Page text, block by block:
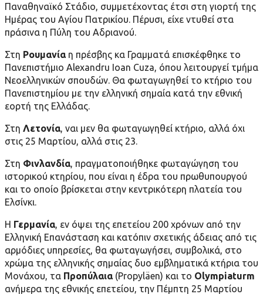
Παναθηναϊκό Στάδιο, συμμετέχοντας έτσι στη γιορτή της
Ημέρας του Αγίου Πατρικίου. Πέρυσι, είχε ντυθεί στα
πράσινα η Πύλη του Αδριανού.
Στη Ρουμανίαη πρέσβης κα Γραμματά επισκέφθηκε το
Πανεπιστήμιο Alexandru Ioan Cuza, όπου λειτουργεί τμήμα
Νεοελληνικών σπουδών. Θα φωταγωγηθεί το κτήριο του
Πανεπιστημίου με την ελληνική σημαία κατά την εθνική
εορτή της Ελλάδας.
Στη Λετονία, ναι μεν θα φωταγωγηθεί κτήριο, αλλά όχι
στις 25 Μαρτίου, αλλά στις 23.
Στη Φινλανδία, πραγματοποιήθηκε φωταγώγηση του
ιστορικού κτηρίου, που είναι η έδρα του πρωθυπουργού
και το οποίο βρίσκεται στην κεντρικότερη πλατεία του
Ελσίνκι.
Η Γερμανία, εν όψει της επετείου 200 χρόνων από την
Ελληνική Επανάσταση και κατόπιν σχετικής άδειας από τις
αρμόδιες υπηρεσίες, θα φωταγωγήσει, συμβολικά, στο
χρώμα της ελληνικής σημαίας δυο εμβληματικά κτήρια του
Μονάχου, τα Προπύλαια(Propyläen) και το Olympiaturm
ανήμερα της εθνικής επετείου, την Πέμπτη 25 Μαρτίου